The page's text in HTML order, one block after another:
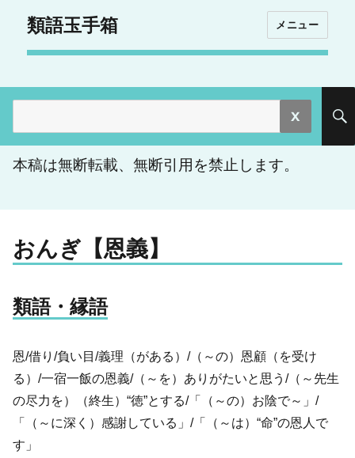
類語玉手箱 メニュー
索:
本稿は無断転載、無断引用を禁止します。
おんぎ【恩義】
類語・縁語
恩/借り/負い目/義理（がある）/（～の）恩顧（を受け
る）/一宿一飯の恩義/（～を）ありがたいと思う/（～先生
の尽力を）（終生）“徳”とする/「（～の）お陰で～」/
「（～に深く）感謝している」/「（～は）“命”の恩人で
す」